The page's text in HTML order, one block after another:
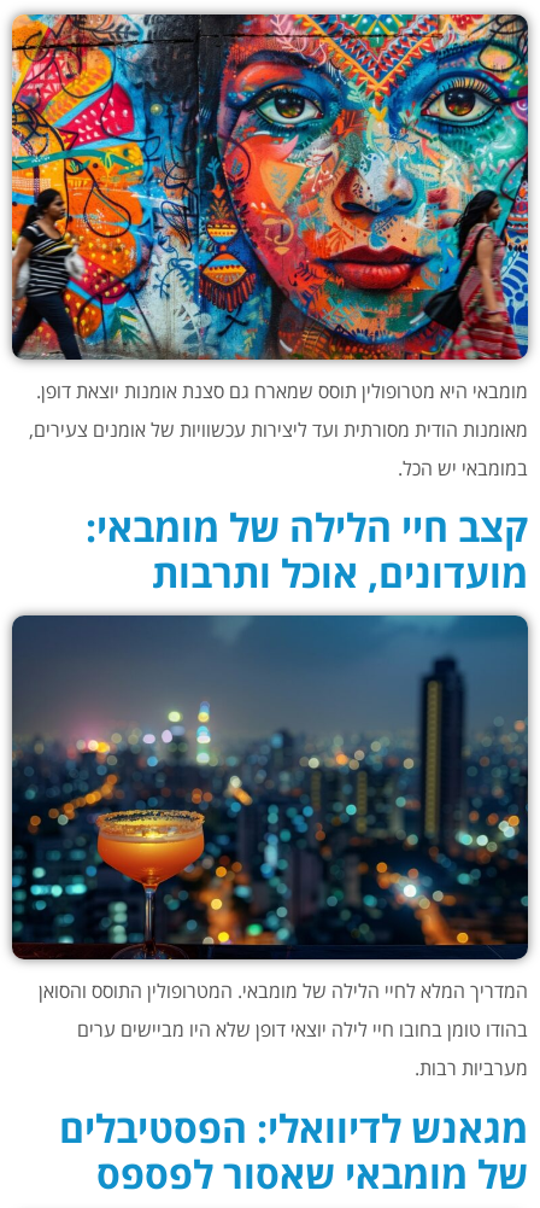
מומבאי היא מטרופולין תוסס שמארח גם סצנת אומנות יוצאת דופן.
מאומנות הודית מסורתית ועד ליצירות עכשוויות של אומנים צעירים,
במומבאי יש הכל.
קצב חיי הלילה של מומבאי:
מועדונים, אוכל ותרבות
המדריך המלא לחיי הלילה של מומבאי. המטרופולין התוסס והסואן
בהודו טומן בחובו חיי לילה יוצאי דופן שלא היו מביישים ערים
מערביות רבות.
מגאנש לדיוואלי: הפסטיבלים
של מומבאי שאסור לפספס